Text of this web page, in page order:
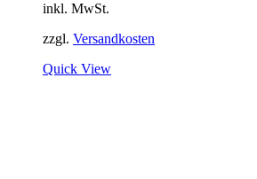
inkl. MwSt.
zzgl. Versandkosten
Quick View